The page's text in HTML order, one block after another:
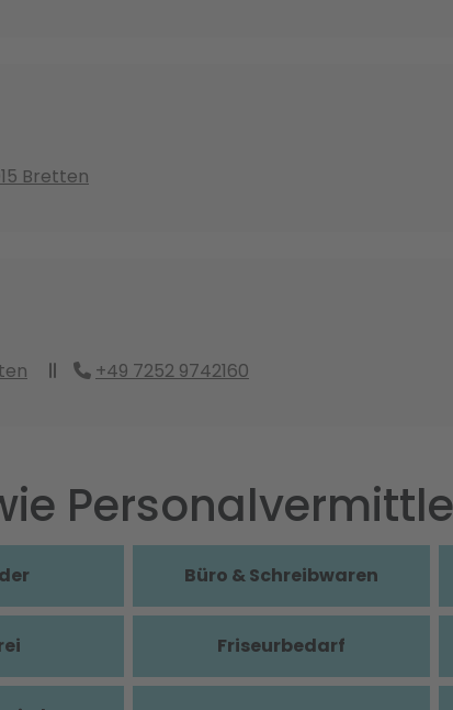
Bretten
+49 7252 9742160
Büro & Schreibwaren
Friseurbedarf